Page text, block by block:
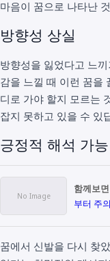
마음이 꿈으로 나타난
방향성 상실
방향성을 잃었다고 느
감을 느낄 때 이런 꿈을
디로 가야 할지 모르는
잡지 못하고 있을 수 있
긍정적 해석 가능
함께보
부터 주
꿈에서 신발을 다시 찾